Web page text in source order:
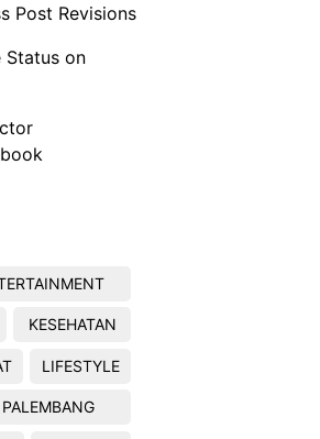
Post Revisions
Status on
KESEHATAN
LIFESTYLE
PALEMBANG